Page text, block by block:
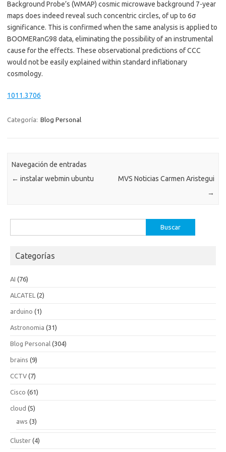
Background Probe’s (WMAP) cosmic microwave background 7-year
maps does indeed reveal such concentric circles, of up to 6σ
significance. This is confirmed when the same analysis is applied to
BOOMERanG98 data, eliminating the possibility of an instrumental
cause for the effects. These observational predictions of CCC
would not be easily explained within standard inflationary
cosmology.
1011.3706
Categoría: Blog Personal
Navegación de entradas
← instalar webmin ubuntu
MVS Noticias Carmen Aristegui
→
Categorías
AI (76)
ALCATEL (2)
arduino (1)
Astronomia (31)
Blog Personal (304)
brains (9)
CCTV (7)
Cisco (61)
cloud (5)
aws (3)
Cluster (4)